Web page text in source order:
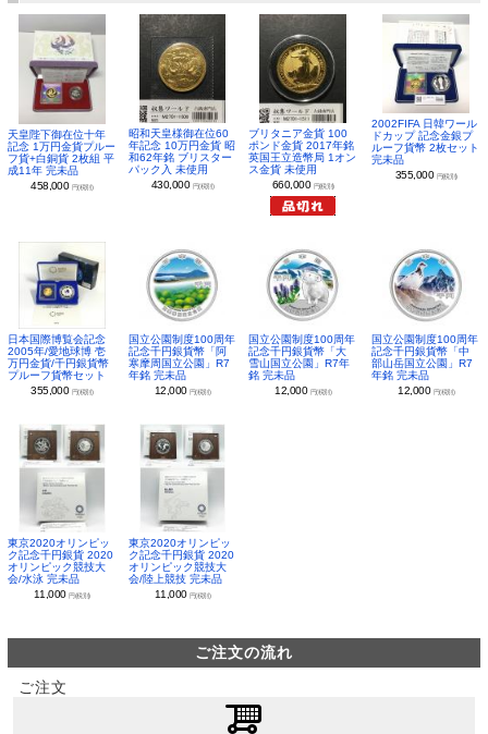
天皇陛下御在位十年
記念 1万円金貨プルー
フ貨+白銅貨 2枚組 平
成11年 完未品
458,000 円(税別)
昭和天皇様御在位60
年記念 10万円金貨 昭
和62年銘 ブリスター
パック入 未使用
430,000 円(税別)
ブリタニア金貨 100
ポンド金貨 2017年銘
英国王立造幣局 1オン
ス金貨 未使用
660,000 円(税別)
2002FIFA 日韓ワール
ドカップ 記念金銀プ
ルーフ貨幣 2枚セット
完未品
355,000 円(税別)
日本国際博覧会記念
2005年/愛地球博 壱
万円金貨/千円銀貨幣
プルーフ貨幣セット
355,000 円(税別)
国立公園制度100周年
記念千円銀貨幣「阿
寒摩周国立公園」R7
年銘 完未品
12,000 円(税別)
国立公園制度100周年
記念千円銀貨幣「大
雪山国立公園」R7年
銘 完未品
12,000 円(税別)
国立公園制度100周年
記念千円銀貨幣「中
部山岳国立公園」R7
年銘 完未品
12,000 円(税別)
東京2020オリンピッ
ク記念千円銀貨 2020
オリンピック競技大
会/水泳 完未品
11,000円(税別)
東京2020オリンピッ
ク記念千円銀貨 2020
オリンピック競技大
会/陸上競技 完未品
11,000 円(税別)
ご注文の流れ
ご注文